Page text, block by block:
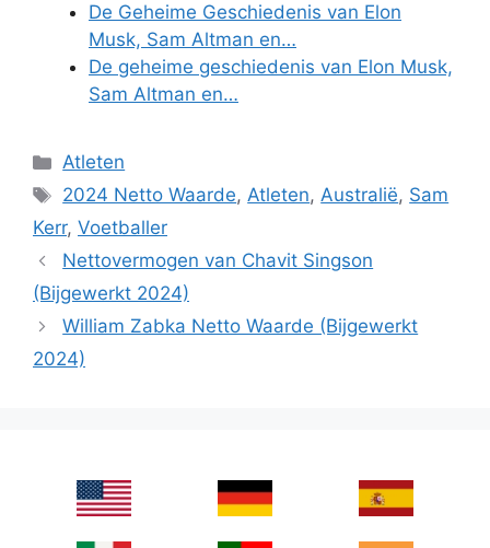
De Geheime Geschiedenis van Elon
Musk, Sam Altman en…
De geheime geschiedenis van Elon Musk,
Sam Altman en…
Categories
Atleten
Tags
2024 Netto Waarde,Atleten,Australië, Sam
Kerr, Voetballer
Nettovermogen van Chavit Singson
(Bijgewerkt 2024)
William Zabka Netto Waarde (Bijgewerkt
2024)